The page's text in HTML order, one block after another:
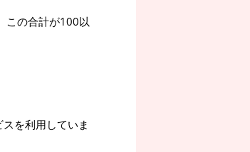
この合計が100以
を利用していま